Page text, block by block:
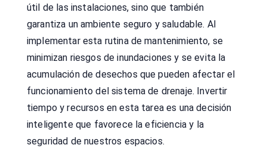
útil de las instalaciones, sino que también
garantiza un ambiente seguro y saludable. Al
implementar esta rutina de mantenimiento, se
minimizan riesgos de inundaciones y se evita la
acumulación de desechos que pueden afectar el
funcionamiento del sistema de drenaje. Invertir
tiempo y recursos en esta tarea es una decisión
inteligente que favorece la eficiencia y la
seguridad de nuestros espacios.